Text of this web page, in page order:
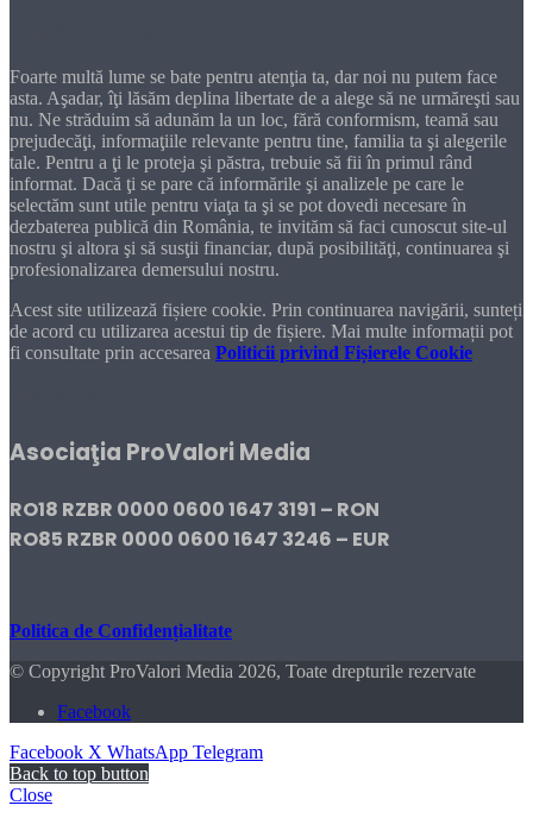
Foarte multă lume se bate pentru atenţia ta, dar noi nu putem face
asta. Aşadar, îţi lăsăm deplina libertate de a alege să ne urmăreşti sau
nu. Ne străduim să adunăm la un loc, fără conformism, teamă sau
prejudecăţi, informaţiile relevante pentru tine, familia ta şi alegerile
tale. Pentru a ţi le proteja şi păstra, trebuie să fii în primul rând
informat. Dacă ţi se pare că informările şi analizele pe care le
selectăm sunt utile pentru viaţa ta şi se pot dovedi necesare în
dezbaterea publică din România, te invităm să faci cunoscut site-ul
nostru şi altora şi să susţii financiar, după posibilităţi, continuarea şi
profesionalizarea demersului nostru.
Acest site utilizează fișiere cookie. Prin continuarea navigării, sunteți
de acord cu utilizarea acestui tip de fișiere. Mai multe informații pot
fi consultate prin accesarea Politicii privind Fișierele Cookie
Asociaţia ProValori Media
RO18 RZBR 0000 0600 1647 3191 – RON
RO85 RZBR 0000 0600 1647 3246 – EUR
Politica de Confidențialitate
© Copyright ProValori Media 2026, Toate drepturile rezervate
Facebook
Facebook X WhatsApp Telegram
Back to top button
Close